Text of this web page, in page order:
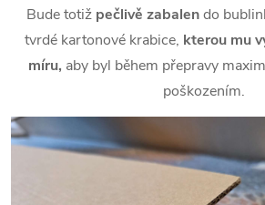
Bude totiž pečlivě zabalendo
tvrdé kartonové krabice, kterou mu
míru, aby byl během přepravy
poškozením.